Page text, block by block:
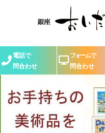
電話で
問合わせ
フォームで
問合わせ